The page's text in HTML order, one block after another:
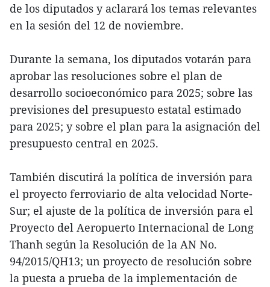
de los diputados y aclarará los temas relevantes
en la sesión del 12 de noviembre.
Durante la semana, los diputados votarán para
aprobar las resoluciones sobre el plan de
desarrollo socioeconómico para 2025; sobre las
previsiones del presupuesto estatal estimado
para 2025; y sobre el plan para la asignación del
presupuesto central en 2025.
También discutirá la política de inversión para
el proyecto ferroviario de alta velocidad Norte-
Sur; el ajuste de la política de inversión para el
Proyecto del Aeropuerto Internacional de Long
Thanh según la Resolución de la AN No.
94/2015/QH13; un proyecto de resolución sobre
la puesta a prueba de la implementación de